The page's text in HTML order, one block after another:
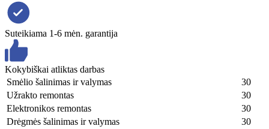
Suteikiama 1-6 mėn. garantija
Kokybiškai atliktas darbas
Smėlio šalinimas ir valymas
30
Užrakto remontas
30
Elektronikos remontas
30
Drėgmės šalinimas ir valymas
30